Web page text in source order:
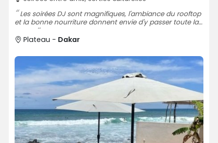
Les soirées DJ sont magnifiques, l'ambiance du rooftop
et la bonne nourriture donnent envie d'y passer toute la
Plateau - Dakar